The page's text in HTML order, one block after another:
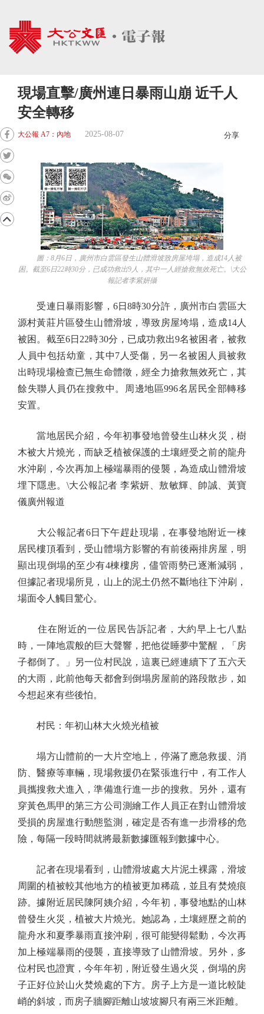
現場直擊/廣州連日暴雨山崩 近千人
安全轉移
大公報 A7：內地 2025-08-07 分享
圖：8月6日，廣州市白雲區發生山體滑坡致房屋垮塌，造成14人被
困。截至6日22時30分，已成功救出9人，其中一人經搶救無效死亡。\大公
報記者李紫妍攝
受連日暴雨影響，6日8時30分許，廣州市白雲區大
源村黃莊片區發生山體滑坡，導致房屋垮塌，造成14人
被困。截至6日22時30分，已成功救出9名被困者，被救
人員中包括幼童，其中7人受傷，另一名被困人員被救
出時現場檢查已無生命體徵，經全力搶救無效死亡，其
餘失聯人員仍在搜救中。周邊地區996名居民全部轉移
安置。
當地居民介紹，今年初事發地曾發生山林火災，樹
木被大片燒光，而缺乏植被保護的土壤經受之前的龍舟
水沖刷，今次再加上極端暴雨的侵襲，為造成山體滑坡
埋下隱患。\大公報記者 李紫妍、敖敏輝、帥誠、黃寶
儀廣州報道
大公報記者6日下午趕赴現場，在事發地附近一棟
居民樓頂看到，受山體塌方影響的有前後兩排房屋，明
顯出現倒塌的至少有4棟樓房，儘管雨勢已逐漸減弱，
但據記者現場所見，山上的泥土仍然不斷地往下沖刷，
場面令人觸目驚心。
住在附近的一位居民告訴記者，大約早上七八點
時，一陣地震般的巨大聲響，把他從睡夢中驚醒，「房
子都倒了。」另一位村民說，這裏已經連續下了五六天
的大雨，此前他每天都會到倒塌房屋前的路段散步，如
今想起來有些後怕。
村民：年初山林大火燒光植被
塌方山體前的一大片空地上，停滿了應急救援、消
防、醫療等車輛，現場救援仍在緊張進行中，有工作人
員攜搜救犬進入，準備進行進一步的搜救。另外，還有
穿黃色馬甲的第三方公司測繪工作人員正在對山體滑坡
受損的房屋進行動態監測，確定是否有進一步滑移的危
險，每隔一段時間就將最新數據匯報到數據中心。
記者在現場看到，山體滑坡處大片泥土裸露，滑坡
周圍的植被較其他地方的植被更加稀疏，並且有焚燒痕
跡。據附近居民陳阿姨介紹，今年初，事發地點的山林
曾發生火災，植被大片燒光。她認為，土壤經歷之前的
龍舟水和夏季暴雨直接沖刷，很可能變得鬆動，今次再
加上極端暴雨的侵襲，直接導致了山體滑坡。另外，多
位村民也證實，今年年初，附近發生過火災，倒塌的房
子正好位於山火焚燒處的下方。房子上方是一道比較陡
峭的斜坡，而房子牆腳距離山坡坡腳只有兩三米距離。